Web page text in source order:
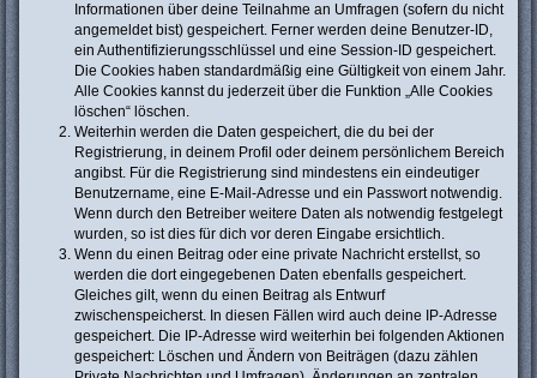
Informationen über deine Teilnahme an Umfragen (sofern du nicht
angemeldet bist) gespeichert. Ferner werden deine Benutzer-ID,
ein Authentifizierungsschlüssel und eine Session-ID gespeichert.
Die Cookies haben standardmäßig eine Gültigkeit von einem Jahr.
Alle Cookies kannst du jederzeit über die Funktion „Alle Cookies
löschen“ löschen.
Weiterhin werden die Daten gespeichert, die du bei der
Registrierung, in deinem Profil oder deinem persönlichem Bereich
angibst. Für die Registrierung sind mindestens ein eindeutiger
Benutzername, eine E-Mail-Adresse und ein Passwort notwendig.
Wenn durch den Betreiber weitere Daten als notwendig festgelegt
wurden, so ist dies für dich vor deren Eingabe ersichtlich.
Wenn du einen Beitrag oder eine private Nachricht erstellst, so
werden die dort eingegebenen Daten ebenfalls gespeichert.
Gleiches gilt, wenn du einen Beitrag als Entwurf
zwischenspeicherst. In diesen Fällen wird auch deine IP-Adresse
gespeichert. Die IP-Adresse wird weiterhin bei folgenden Aktionen
gespeichert: Löschen und Ändern von Beiträgen (dazu zählen